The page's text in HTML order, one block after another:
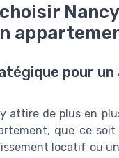
pour un
attire de plus en
que ce
locatif ou